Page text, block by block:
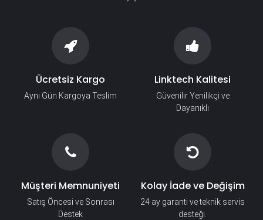
Ücretsiz Kargo
Aynı Gün Kargoya Teslim
Linktech Kalitesi
Güvenilir Yenilikçi ve
Dayanıklı
Müşteri Memnuniyeti
Satış Öncesi ve Sonrası
Destek
Kolay İade ve Değişim
24 ay garanti ve teknik servis
desteği.